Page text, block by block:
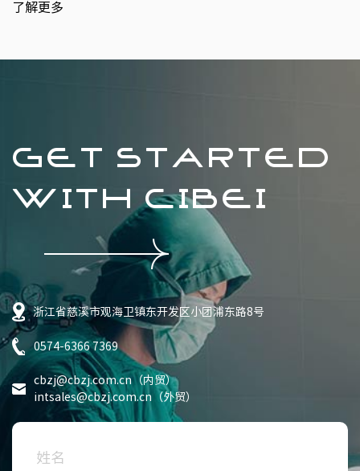
了解更多
GET STARTED
WITH CIBEI
浙江省慈溪市观海卫镇东开发区小团浦东路8号
0574-6366 7369
cbzj@cbzj.com.cn（内贸）
intsales@cbzj.com.cn（外贸）